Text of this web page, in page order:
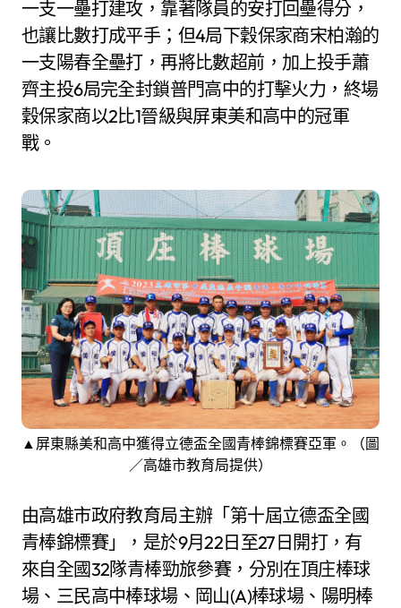
一支一壘打建攻，靠著隊員的安打回壘得分，
也讓比數打成平手；但4局下穀保家商宋柏瀚的
一支陽春全壘打，再將比數超前，加上投手蕭
齊主投6局完全封鎖普門高中的打擊火力，終場
穀保家商以2比1晉級與屏東美和高中的冠軍
戰。
▲屏東縣美和高中獲得立德盃全國青棒錦標賽亞軍。（圖
／高雄市教育局提供）
由高雄市政府教育局主辦「第十屆立德盃全國
青棒錦標賽」，是於9月22日至27日開打，有
來自全國32隊青棒勁旅參賽，分別在頂庄棒球
場、三民高中棒球場、岡山(A)棒球場、陽明棒